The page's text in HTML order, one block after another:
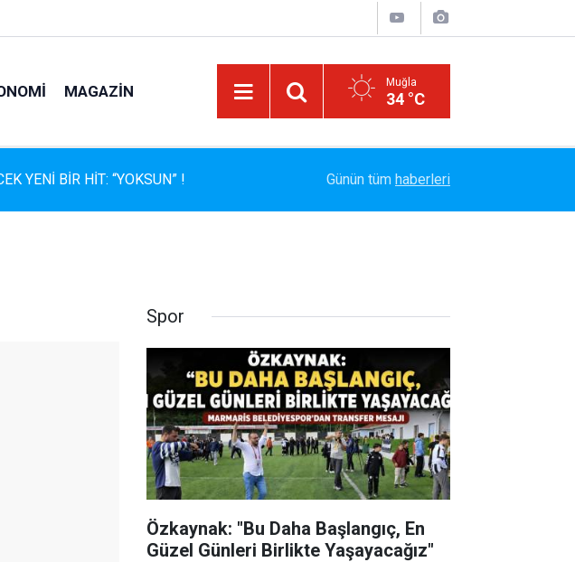
MAGAZIN Muğla
34 °C
YENİ BİR HİT: “YOKSUN” ! SGK Borçlarına 72 Aya Kadar Taksit Kolaylığı
Günün tüm haberleri
Spor
Özkaynak: "Bu Daha Başlangıç, En
Güzel Günleri Birlikte Yaşayacağız"